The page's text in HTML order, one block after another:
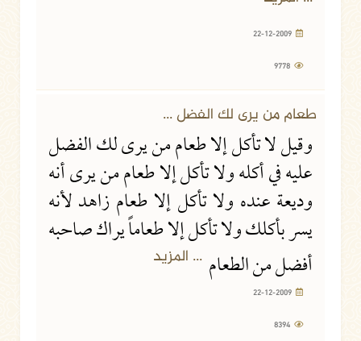
طعام من يرى لك الفضل ...
وقيل لا تأكل إلا طعام من يرى لك الفضل
عليه في أكله ولا تأكل إلا طعام من يرى أنه
وديعة عنده ولا تأكل إلا طعام زاهد لأنه
يسر بأكلك ولا تأكل إلا طعاماً يراك صاحبه
أفضل من الطعام ... المزيد